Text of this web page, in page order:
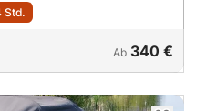
Std.
Ab 340 €